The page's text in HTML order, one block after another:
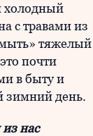
холодный
с травами из
тяжелый
почти
в быту и
зимний день.
нас